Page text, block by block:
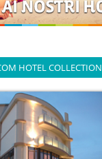
HOTEL COLLECTION